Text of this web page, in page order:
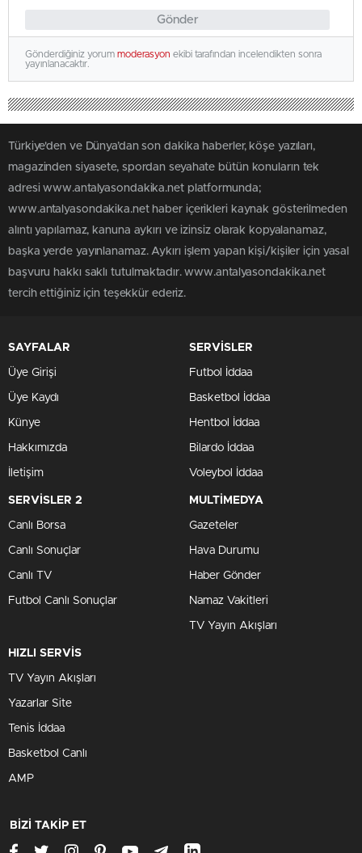
Gönder
Gönderdiğiniz yorum moderasyon ekibi tarafından incelendikten sonra
yayınlanacaktır.
Türkiye'den ve Dünya’dan son dakika haberler, köşe yazıları,
magazinden siyasete, spordan seyahate bütün konuların tek
adresi www.antalyasondakika.net platformunda;
www.antalyasondakika.net haber içerikleri kaynak gösterilmeden
alıntı yapılamaz, kanuna aykırı ve izinsiz olarak kopyalanamaz,
başka yerde yayınlanamaz. Aykırı işlem yapan kişi/kişiler için yasal
başvuru hakkı saklı tutulmaktadır. www.antalyasondakika.net
tercih ettiğiniz için teşekkür ederiz.
SAYFALAR
Üye Girişi
Üye Kaydı
Künye
Hakkımızda
İletişim
SERVİSLER
Futbol İddaa
Basketbol İddaa
Hentbol İddaa
Bilardo İddaa
Voleybol İddaa
SERVİSLER 2
Canlı Borsa
Canlı Sonuçlar
Canlı TV
Futbol Canlı Sonuçlar
MULTİMEDYA
Gazeteler
Hava Durumu
Haber Gönder
Namaz Vakitleri
TV Yayın Akışları
HIZLI SERVİS
TV Yayın Akışları
Yazarlar Site
Tenis İddaa
Basketbol Canlı
AMP
BİZİ TAKİP ET